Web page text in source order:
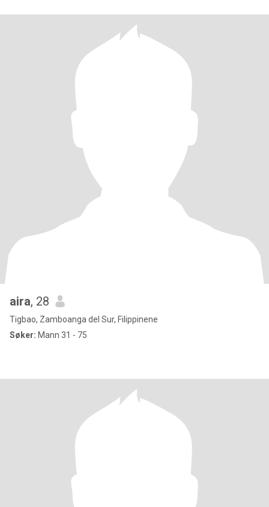
aira, 28
Tigbao, Zamboanga del Sur, Filippinene
Søker: Mann 31 - 75